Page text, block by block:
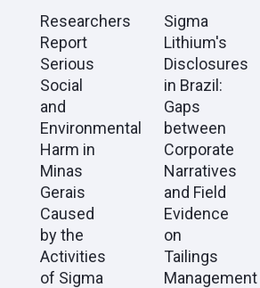
Researchers
Report
Serious
Social
and
Environmental
Harm in
Minas
Gerais
Caused
by the
Activities
of Sigma
Sigma
Lithium's
Disclosures
in Brazil:
Gaps
between
Corporate
Narratives
and Field
Evidence
on
Tailings
Management